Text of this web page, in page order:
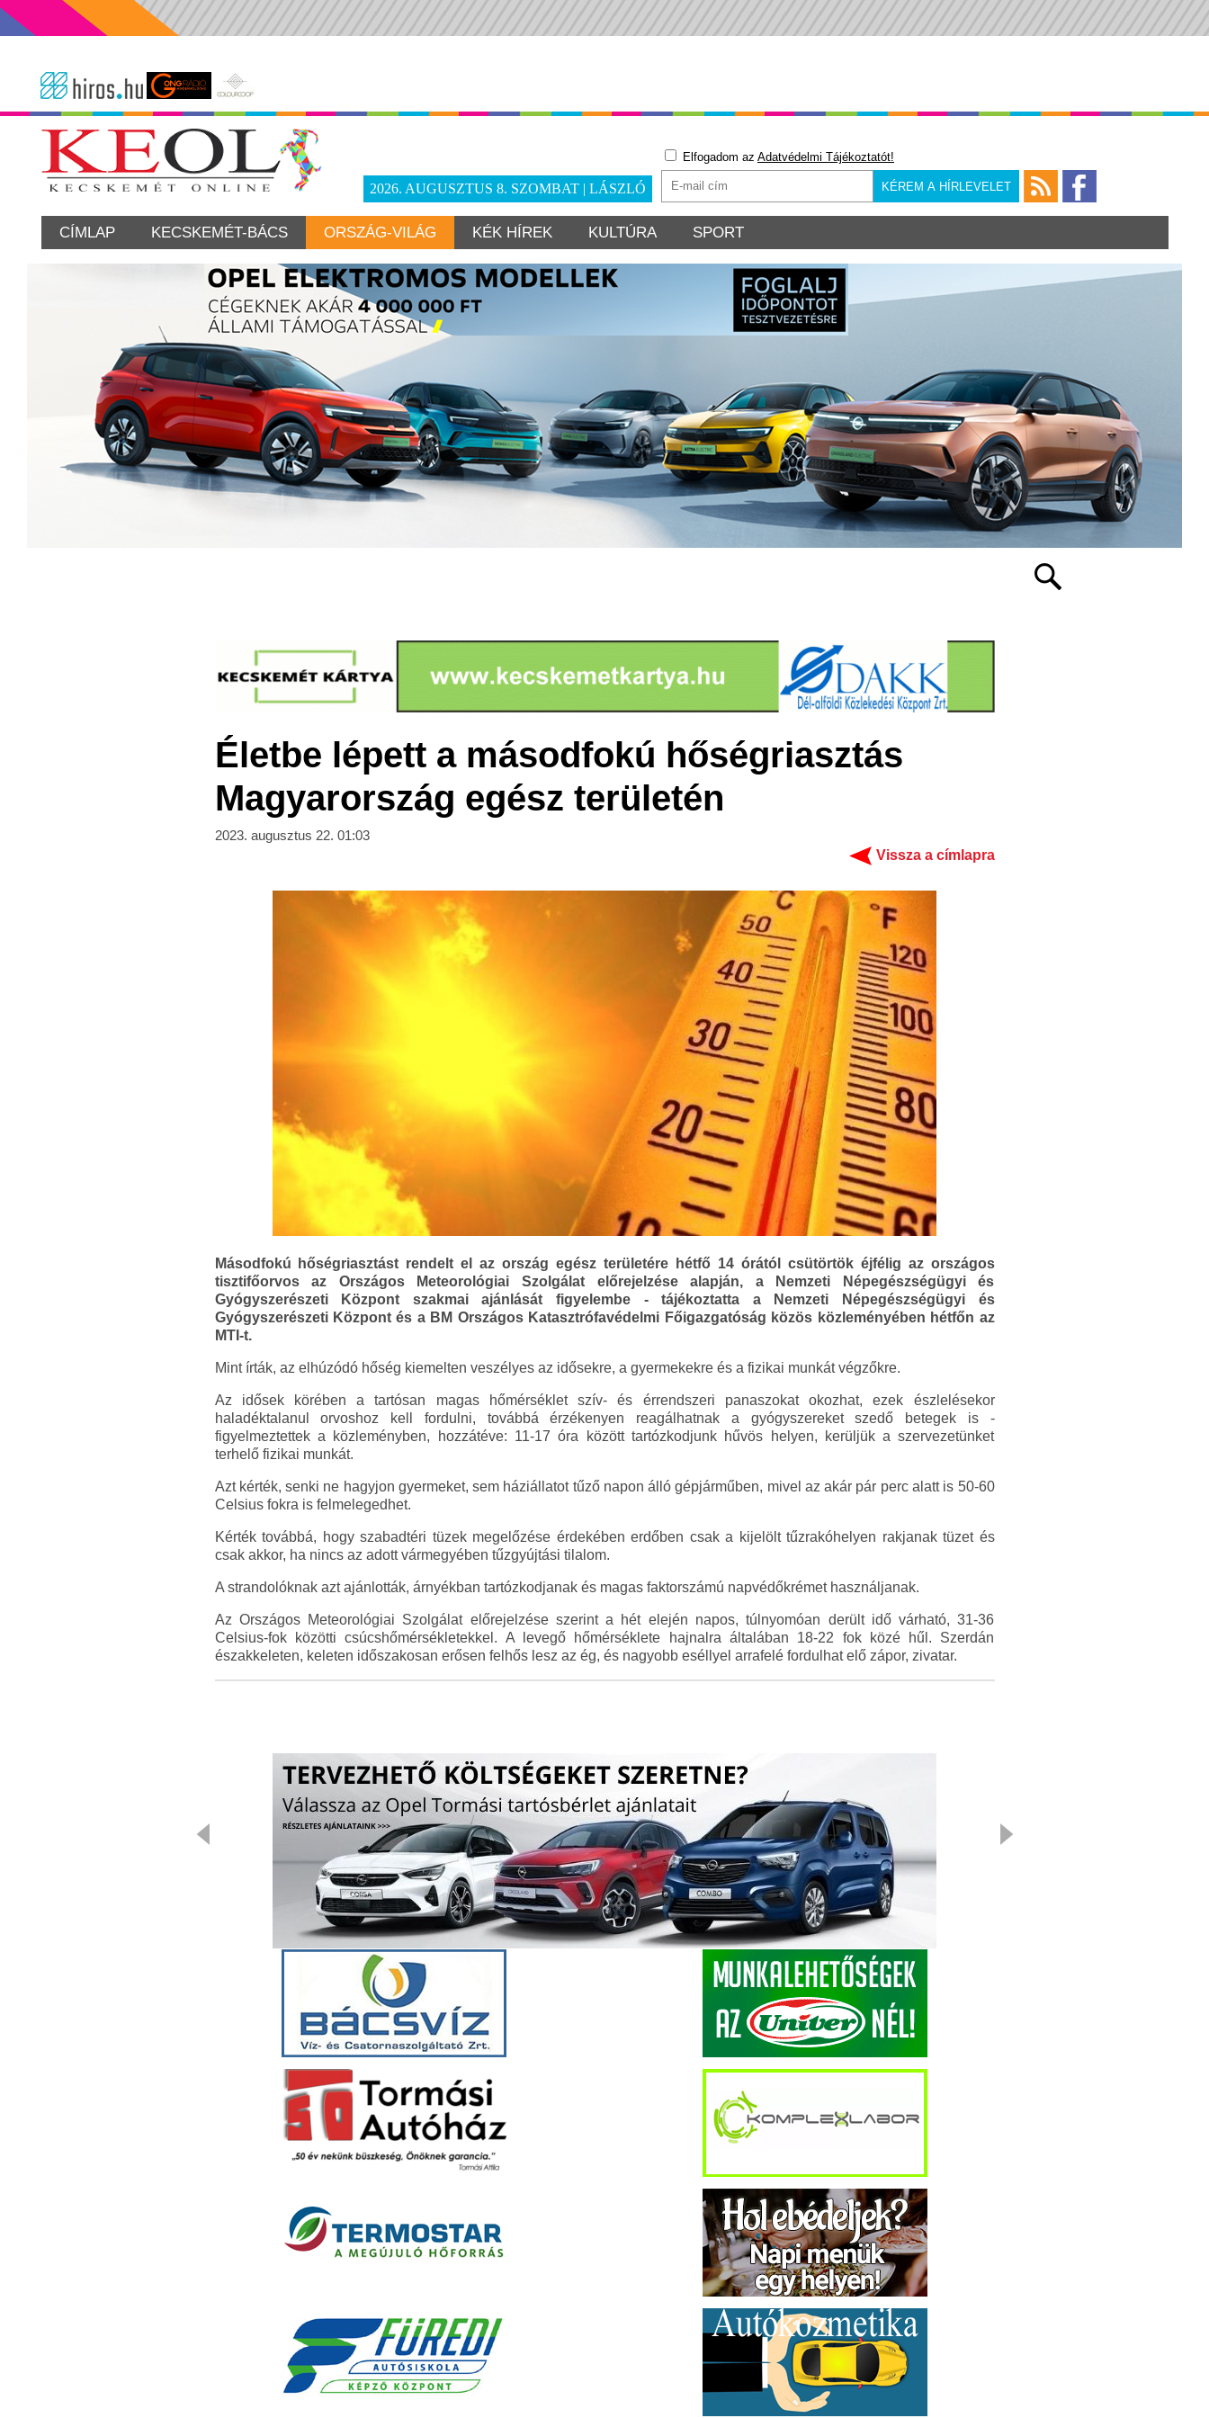
2026. AUGUSZTUS 8. SZOMBAT | LÁSZLÓ
Elfogadom az Adatvédelmi Tájékoztatót!
CÍMLAP KECSKEMÉT-BÁCS ORSZÁG-VILÁG KÉK HÍREK KULTÚRA SPORT
Életbe lépett a másodfokú hőségriasztás
Magyarország egész területén
2023. augusztus 22. 01:03
Vissza a címlapra
Másodfokú hőségriasztást rendelt el az ország egész területére hétfő 14 órától csütörtök éjfélig az országos
tisztifőorvos az Országos Meteorológiai Szolgálat előrejelzése alapján, a Nemzeti Népegészségügyi és
Gyógyszerészeti Központ szakmai ajánlását figyelembe - tájékoztatta a Nemzeti Népegészségügyi és
Gyógyszerészeti Központ és a BM Országos Katasztrófavédelmi Főigazgatóság közös közleményében hétfőn az
MTI-t.
Mint írták, az elhúzódó hőség kiemelten veszélyes az idősekre, a gyermekekre és a fizikai munkát végzőkre.
Az idősek körében a tartósan magas hőmérséklet szív- és érrendszeri panaszokat okozhat, ezek észlelésekor
haladéktalanul orvoshoz kell fordulni, továbbá érzékenyen reagálhatnak a gyógyszereket szedő betegek is -
figyelmeztettek a közleményben, hozzátéve: 11-17 óra között tartózkodjunk hűvös helyen, kerüljük a szervezetünket
terhelő fizikai munkát.
Azt kérték, senki ne hagyjon gyermeket, sem háziállatot tűző napon álló gépjárműben, mivel az akár pár perc alatt is 50-60
Celsius fokra is felmelegedhet.
Kérték továbbá, hogy szabadtéri tüzek megelőzése érdekében erdőben csak a kijelölt tűzrakóhelyen rakjanak tüzet és
csak akkor, ha nincs az adott vármegyében tűzgyújtási tilalom.
A strandolóknak azt ajánlották, árnyékban tartózkodjanak és magas faktorszámú napvédőkrémet használjanak.
Az Országos Meteorológiai Szolgálat előrejelzése szerint a hét elején napos, túlnyomóan derült idő várható, 31-36
Celsius-fok közötti csúcshőmérsékletekkel. A levegő hőmérséklete hajnalra általában 18-22 fok közé hűl. Szerdán
északkeleten, keleten időszakosan erősen felhős lesz az ég, és nagyobb eséllyel arrafelé fordulhat elő zápor, zivatar.